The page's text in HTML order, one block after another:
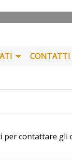
CONTATTI
per contattare gli